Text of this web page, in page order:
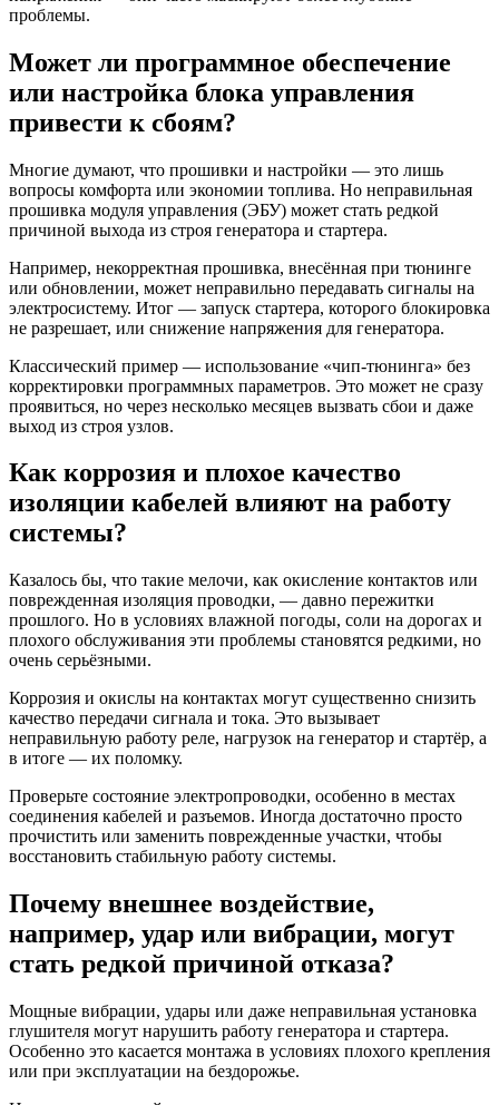
проблемы.
Может ли программное обеспечение
или настройка блока управления
привести к сбоям?
Многие думают, что прошивки и настройки — это лишь
вопросы комфорта или экономии топлива. Но неправильная
прошивка модуля управления (ЭБУ) может стать редкой
причиной выхода из строя генератора и стартера.
Например, некорректная прошивка, внесённая при тюнинге
или обновлении, может неправильно передавать сигналы на
электросистему. Итог — запуск стартера, которого блокировка
не разрешает, или снижение напряжения для генератора.
Классический пример — использование «чип‑тюнинга» без
корректировки программных параметров. Это может не сразу
проявиться, но через несколько месяцев вызвать сбои и даже
выход из строя узлов.
Как коррозия и плохое качество
изоляции кабелей влияют на работу
системы?
Казалось бы, что такие мелочи, как окисление контактов или
поврежденная изоляция проводки, — давно пережитки
прошлого. Но в условиях влажной погоды, соли на дорогах и
плохого обслуживания эти проблемы становятся редкими, но
очень серьёзными.
Коррозия и окислы на контактах могут существенно снизить
качество передачи сигнала и тока. Это вызывает
неправильную работу реле, нагрузок на генератор и стартёр, а
в итоге — их поломку.
Проверьте состояние электропроводки, особенно в местах
соединения кабелей и разъемов. Иногда достаточно просто
прочистить или заменить поврежденные участки, чтобы
восстановить стабильную работу системы.
Почему внешнее воздействие,
например, удар или вибрации, могут
стать редкой причиной отказа?
Мощные вибрации, удары или даже неправильная установка
глушителя могут нарушить работу генератора и стартера.
Особенно это касается монтажа в условиях плохого крепления
или при эксплуатации на бездорожье.